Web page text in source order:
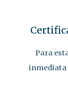
Para
inmediata